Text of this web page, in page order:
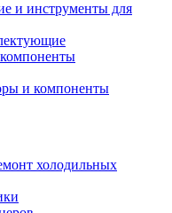
и инструменты для
и компоненты
холодильных